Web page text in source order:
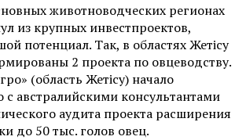
животноводческих регионах
из крупных инвестпроектов,
потенциал. Так, в областях Жетісу
2 проекта по овцеводству.
(область Жетісу) начало
с австралийскими консультантами
аудита проекта расширения
до 50 тыс. голов овец.